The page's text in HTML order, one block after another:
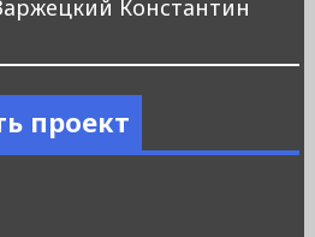
Константин
проект